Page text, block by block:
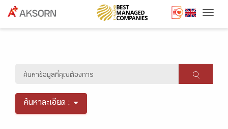
ค้นหาละเอียด :